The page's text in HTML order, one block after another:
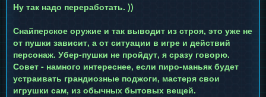
Ну так надо переработать. ))
Снайперское оружие и так выводит из строя, это уже не
от пушки зависит, а от ситуации в игре и действий
персонаж. Убер-пушки не пройдут, я сразу говорю.
Совет - намного интереснее, если пиро-маньяк будет
устраивать грандиозные поджоги, мастеря свои
игрушки сам, из обычных бытовых вещей.